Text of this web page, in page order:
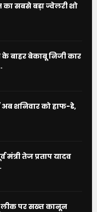
का सबसे बड़ा ज्वेलरी शो
बाहर बेकाबू निजी कार
शनिवार को हाफ-डे,
मंत्री तेज प्रताप यादव
लीक पर सख्त कानून